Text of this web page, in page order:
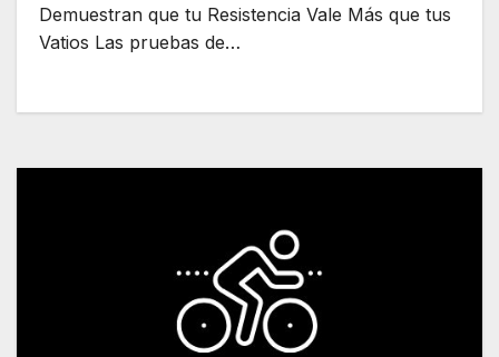
Demuestran que tu Resistencia Vale Más que tus
Vatios Las pruebas de…